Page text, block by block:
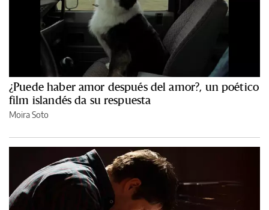
¿Puede haber amor después del amor?, un poético
film islandés da su respuesta
Moira Soto